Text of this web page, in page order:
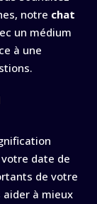
notre chat
un médium
à une
date de
de votre
aider à mieux